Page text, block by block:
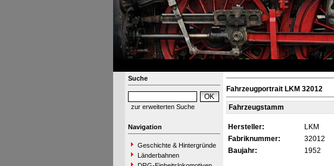
Suche
zur erweiterten Suche
Navigation
Geschichte & Hintergründe
Länderbahnen
Fahrzeugportrait LKM 32012
Fahrzeugstamm
Hersteller: LKM
Fabriknummer:
32012
Baujahr:
1952